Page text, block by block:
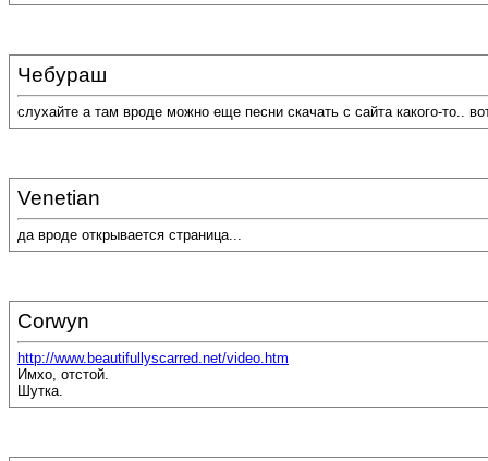
Чебураш
слухайте а там вроде можно еще песни скачать с сайта какого-то..
Venetian
да вроде открывается страница...
Corwyn
http://www.beautifullyscarred.net/video.htm
Имхо, отстой.
Шутка.